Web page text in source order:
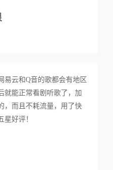
易云和Q音的歌都会有地区
就能正常看剧听歌了，加
，而且不耗流量，用了快
好评！